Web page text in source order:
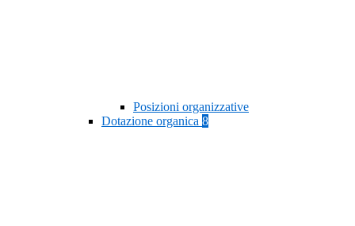
Posizioni organizzative
Dotazione organica 8